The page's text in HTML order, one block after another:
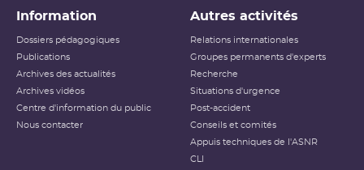
Information
Dossiers pédagogiques
Publications
Archives des actualités
Archives vidéos
Centre d'information du public
Nous contacter
Autres activités
Relations internationales
Groupes permanents d'experts
Recherche
Situations d'urgence
Post-accident
Conseils et comités
Appuis techniques de l'ASNR
CLI